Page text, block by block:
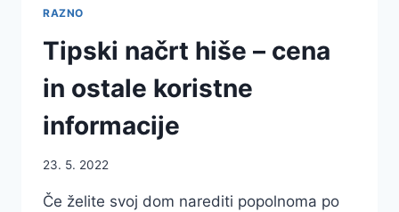
RAZNO
Tipski načrt hiše – cena
in ostale koristne
informacije
23. 5. 2022
Če želite svoj dom narediti popolnoma po